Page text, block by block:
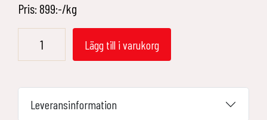
Pris: 899:-/kg
oxfile
Lägg till i varukorg
Leveransinformation